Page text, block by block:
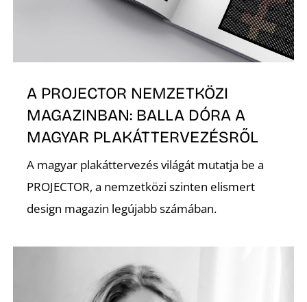
A PROJECTOR NEMZETKÖZI
MAGAZINBAN: BALLA DÓRA A
MAGYAR PLAKÁTTERVEZÉSRŐL
A magyar plakáttervezés világát mutatja be a
PROJECTOR, a nemzetközi szinten elismert
design magazin legújabb számában.